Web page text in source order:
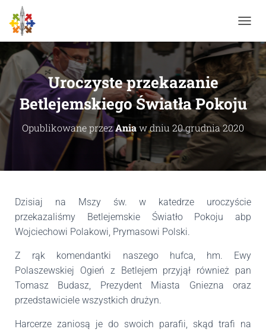
R
Z
E
Ł
Ą
C
Z
N
G
J
Uroczyste przekazanie
Betlejemskiego Światła Pokoju
Opublikowane przezAniaw dniu 20 grudnia 2020
Dzisiaj na Mszy św. w katedrze uroczyście
przekazaliśmy Betlejemskie Światło Pokoju abp
Wojciechowi Polakowi, Prymasowi Polski.
Z rąk komendantki naszego hufca, hm. Ewy
Polaszewskiej Ogień z Betlejem przyjął również pan
Tomasz Budasz, Prezydent Miasta Gniezna oraz
przedstawiciele wszystkich drużyn.
Harcerze zaniosą je do swoich parafii, skąd trafi na